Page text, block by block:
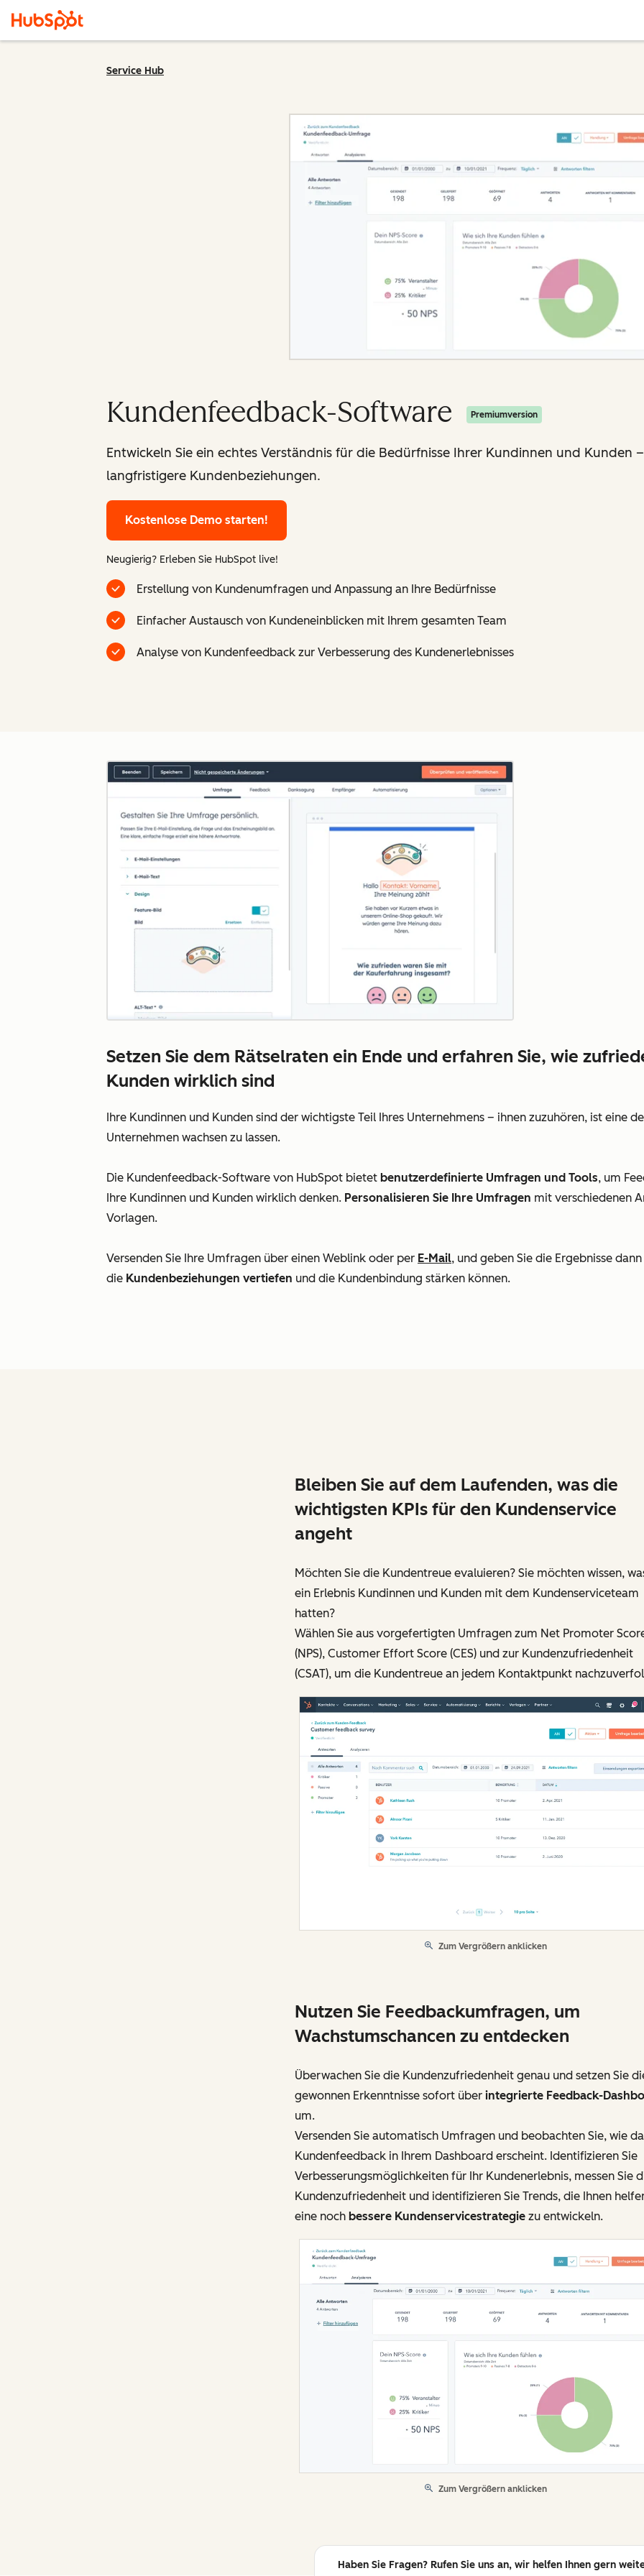
Service Hub
Kundenfeedback-Software Premiumversion
Entwickeln Sie ein echtes Verständnis für die Bedürfnisse Ihrer Kundinnen und Kunden
langfristigere Kundenbeziehungen.
Kostenlose Demo starten!
Neugierig? Erleben Sie HubSpot live!
Erstellung von Kundenumfragen und Anpassung an Ihre Bedürfnisse
Einfacher Austausch von Kundeneinblicken mit Ihrem gesamten Team
Analyse von Kundenfeedback zur Verbesserung des Kundenerlebnisses
Setzen Sie dem Rätselraten ein Ende und erfahren Sie, wie
Kunden wirklich sind
Ihre Kundinnen und Kunden sind der wichtigste Teil Ihres Unternehmens – ihnen zuzuhören, ist eine
Unternehmen wachsen zu lassen.
Die Kundenfeedback-Software von HubSpot bietet benutzerdefinierte Umfragen und Tools, um
Ihre Kundinnen und Kunden wirklich denken. Personalisieren Sie Ihre Umfragen mit verschiedenen
Vorlagen.
Versenden Sie Ihre Umfragen über einen Weblink oder per E-Mail, und geben Sie die Ergebnisse
die Kundenbeziehungen vertiefen und die Kundenbindung stärken können.
Bleiben Sie auf dem Laufenden, was die
wichtigsten KPIs für den Kundenservice
angeht
Möchten Sie die Kundentreue evaluieren? Sie möchten wissen,
ein Erlebnis Kundinnen und Kunden mit dem Kundenserviceteam
hatten?
Wählen Sie aus vorgefertigten Umfragen zum Net Promoter
(NPS), Customer Effort Score (CES) und zur Kundenzufriedenheit
(CSAT), um die Kundentreue an jedem Kontaktpunkt
Zum Vergrößern anklicken
Nutzen Sie Feedbackumfragen, um
Wachstumschancen zu entdecken
Überwachen Sie die Kundenzufriedenheit genau und setzen Sie
gewonnen Erkenntnisse sofort über integrierte Feedback-
um.
Versenden Sie automatisch Umfragen und beobachten Sie, wie
Kundenfeedback in Ihrem Dashboard erscheint. Identifizieren Sie
Verbesserungsmöglichkeiten für Ihr Kundenerlebnis, messen Sie
Kundenzufriedenheit und identifizieren Sie Trends, die Ihnen
eine noch bessere Kundenservicestrategiezu entwickeln.
Zum Vergrößern anklicken
Haben Sie Fragen? Rufen Sie uns an, wir helfen Ihnen gern